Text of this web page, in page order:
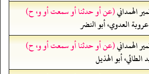
الهمداني(عن أو حدثنا أو سمعت أو و، ح)
العدوي، أبو النضر
الهمداني(عن أو حدثنا أو سمعت أو و، ح)
أبو الهذيل